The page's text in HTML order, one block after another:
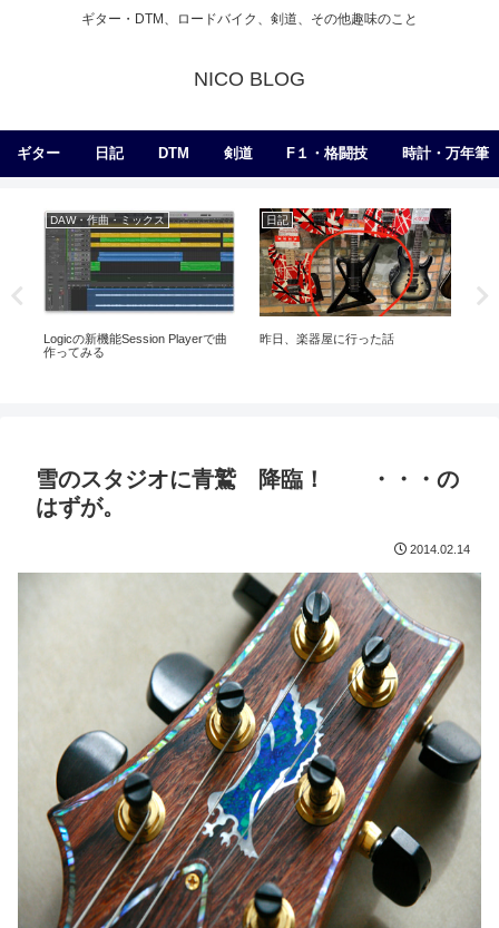
ギター・DTM、ロードバイク、剣道、その他趣味のこと
NICO BLOG
ギター 日記 DTM 剣道 F１・格闘技 時計・万年筆
DAW・作曲・ミックス
Logicの新機能Session Playerで曲
作ってみる
日記
昨日、楽器屋に行った話
雪のスタジオに青鷲 降臨！ ・・・の
はずが。
2014.02.14